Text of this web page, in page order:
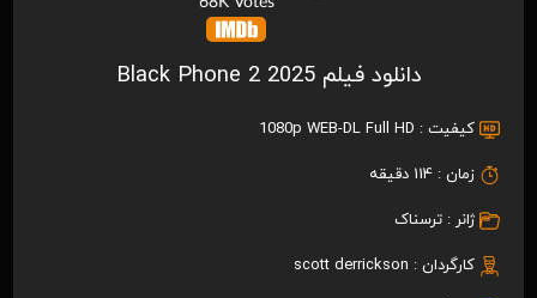
دانلود فیلم Black Phone 2 2025
کیفیت : 1080p WEB-DL Full HD
زمان : 114 دقیقه
ژانر : ترسناک
کارگردان : scott derrickson